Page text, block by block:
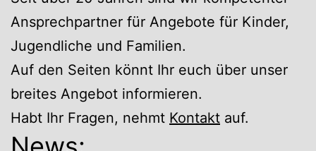
Ansprechpartner für Angebote für Kinder,
Jugendliche und Familien.
Auf den Seiten könnt Ihr euch über unser
breites Angebot informieren.
Habt Ihr Fragen, nehmt Kontakt auf.